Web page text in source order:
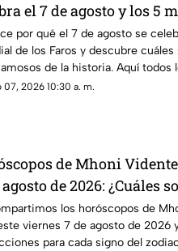
el 7 de agosto y los 5
de la historia
por qué el 7 de agosto se
de los Faros y descubre cuáles
de la historia. Aquí todos
07, 2026 10:30 a. m.
de Mhoni Vidente
de 2026: ¿Cuáles
para cada signo
viernes?
los horóscopos de
viernes 7 de agosto de 2026
para cada signo del